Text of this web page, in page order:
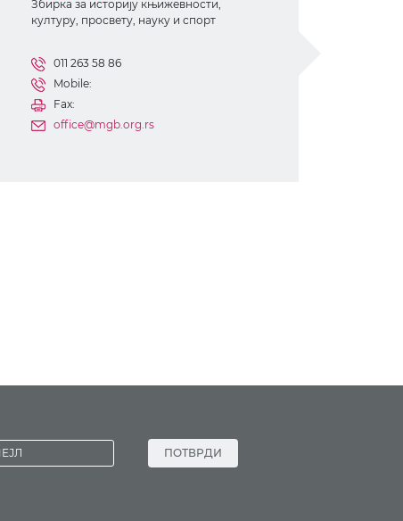
Збирка за историју књижевности,
културу, просвету, науку и спорт
011 263 58 86
Mobile:
Fax:
office@mgb.org.rs
ПОТВРДИ